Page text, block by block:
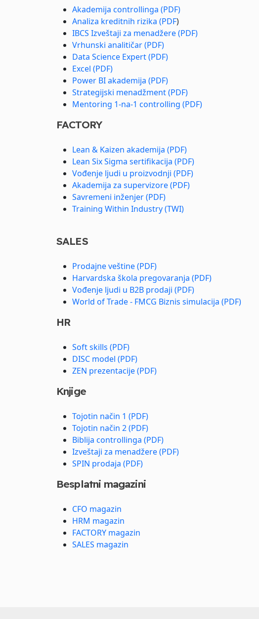
Akademija controllinga (PDF)
Analiza kreditnih rizika (PDF)
IBCS Izveštaji za menadžere (PDF)
Vrhunski analitičar (PDF)
Data Science Expert (PDF)
Excel (PDF)
Power BI akademija (PDF)
Strategijski menadžment (PDF)
Mentoring 1-na-1 controlling (PDF)
FACTORY
Lean & Kaizen akademija (PDF)
Lean Six Sigma sertifikacija (PDF)
Vođenje ljudi u proizvodnji (PDF)
Akademija za supervizore (PDF)
Savremeni inženjer (PDF)
Training Within Industry (TWI)
SALES
Prodajne veštine (PDF)
Harvardska škola pregovaranja (PDF)
Vođenje ljudi u B2B prodaji (PDF)
World of Trade - FMCG Biznis simulacija (PDF)
HR
Soft skills (PDF)
DISC model (PDF)
ZEN prezentacije (PDF)
Knjige
Tojotin način 1 (PDF)
Tojotin način 2 (PDF)
Biblija controllinga (PDF)
Izveštaji za menadžere (PDF)
SPIN prodaja (PDF)
Besplatni magazini
CFO magazin
HRM magazin
FACTORY magazin
SALES magazin